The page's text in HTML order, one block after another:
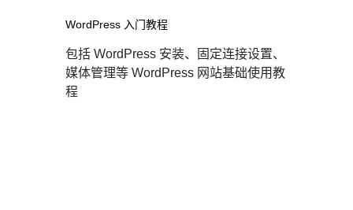
WordPress 入门教程
包括 WordPress 安装、固定连接设置、
媒体管理等 WordPress 网站基础使用教
程